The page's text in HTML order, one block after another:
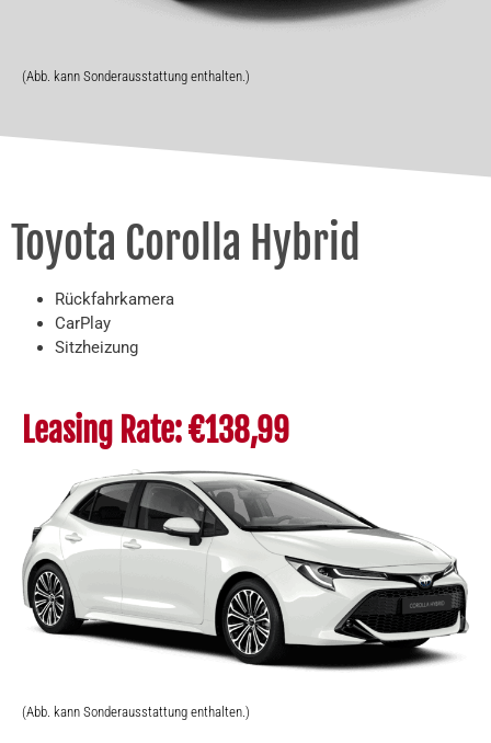
(Abb. kann Sonderausstattung enthalten.)
Toyota Corolla Hybrid
Rückfahrkamera
CarPlay
Sitzheizung
Leasing Rate: €138,99
(Abb. kann Sonderausstattung enthalten.)